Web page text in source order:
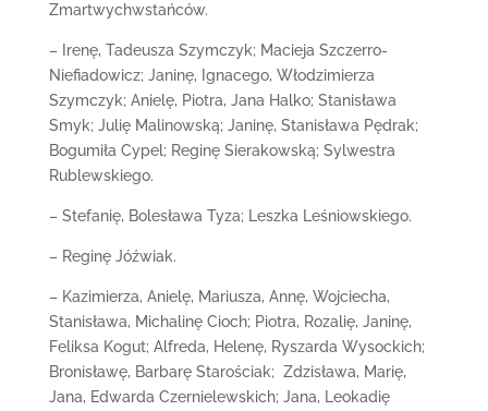
Zmartwychwstańców.
– Irenę, Tadeusza Szymczyk; Macieja Szczerro-
Niefiadowicz; Janinę, Ignacego, Włodzimierza
Szymczyk; Anielę, Piotra, Jana Halko; Stanisława
Smyk; Julię Malinowską; Janinę, Stanisława Pędrak;
Bogumiła Cypel; Reginę Sierakowską; Sylwestra
Rublewskiego.
– Stefanię, Bolesława Tyza; Leszka Leśniowskiego.
– Reginę Jóźwiak.
– Kazimierza, Anielę, Mariusza, Annę, Wojciecha,
Stanisława, Michalinę Cioch; Piotra, Rozalię, Janinę,
Feliksa Kogut; Alfreda, Helenę, Ryszarda Wysockich;
Bronisławę, Barbarę Starościak; Zdzisława, Marię,
Jana, Edwarda Czernielewskich; Jana, Leokadię